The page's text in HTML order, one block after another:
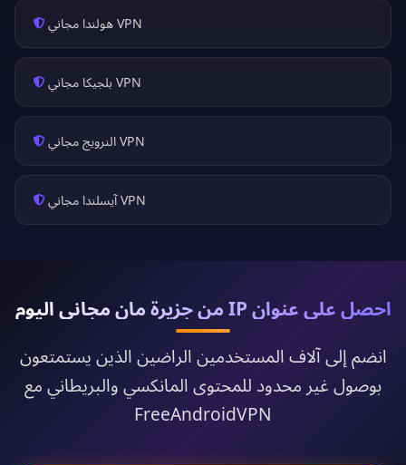
VPN هولندا مجاني
VPN بلجيكا مجاني
VPN النرويج مجاني
VPN آيسلندا مجاني
احصل على عنوان IP من جزيرة مان مجاني اليوم
انضم إلى آلاف المستخدمين الراضين الذين يستمتعون
بوصول غير محدود للمحتوى المانكسي والبريطاني مع
FreeAndroidVPN